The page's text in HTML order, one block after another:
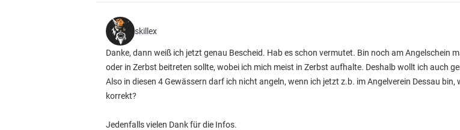
skillex
Danke, dann weiß ich jetzt genau Bescheid. Hab es schon vermutet. Bin noch am Angelschein
oder in Zerbst beitreten sollte, wobei ich mich meist in Zerbst aufhalte. Deshalb wollt ich auch
Also in diesen 4 Gewässern darf ich nicht angeln, wenn ich jetzt z.b. im Angelverein Dessau
korrekt?
Jedenfalls vielen Dank für die Infos.